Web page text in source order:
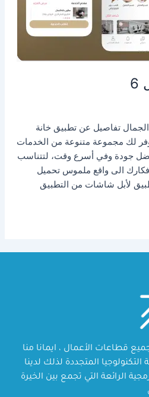
الجمال تفاصيل عن تطبيق خانة
لك مجموعة متنوعة من الخدمات
جودة وفي أسرع وقت، لتتناسب
الى واقع ملموس تحميل
لأبل شاشات من التطبيق
قطاعات الأعمال ، ايمانا منا
المتجددة لذلك لدينا
الرائعة التي تجمع بين الخيرة